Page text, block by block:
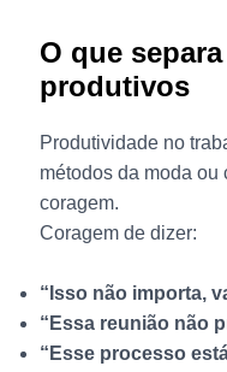
O que
produtivos
Produtividade no
métodos da moda
coragem.
Coragem de dizer:
“Isso não importa,
“Essa reunião não
“Esse processo